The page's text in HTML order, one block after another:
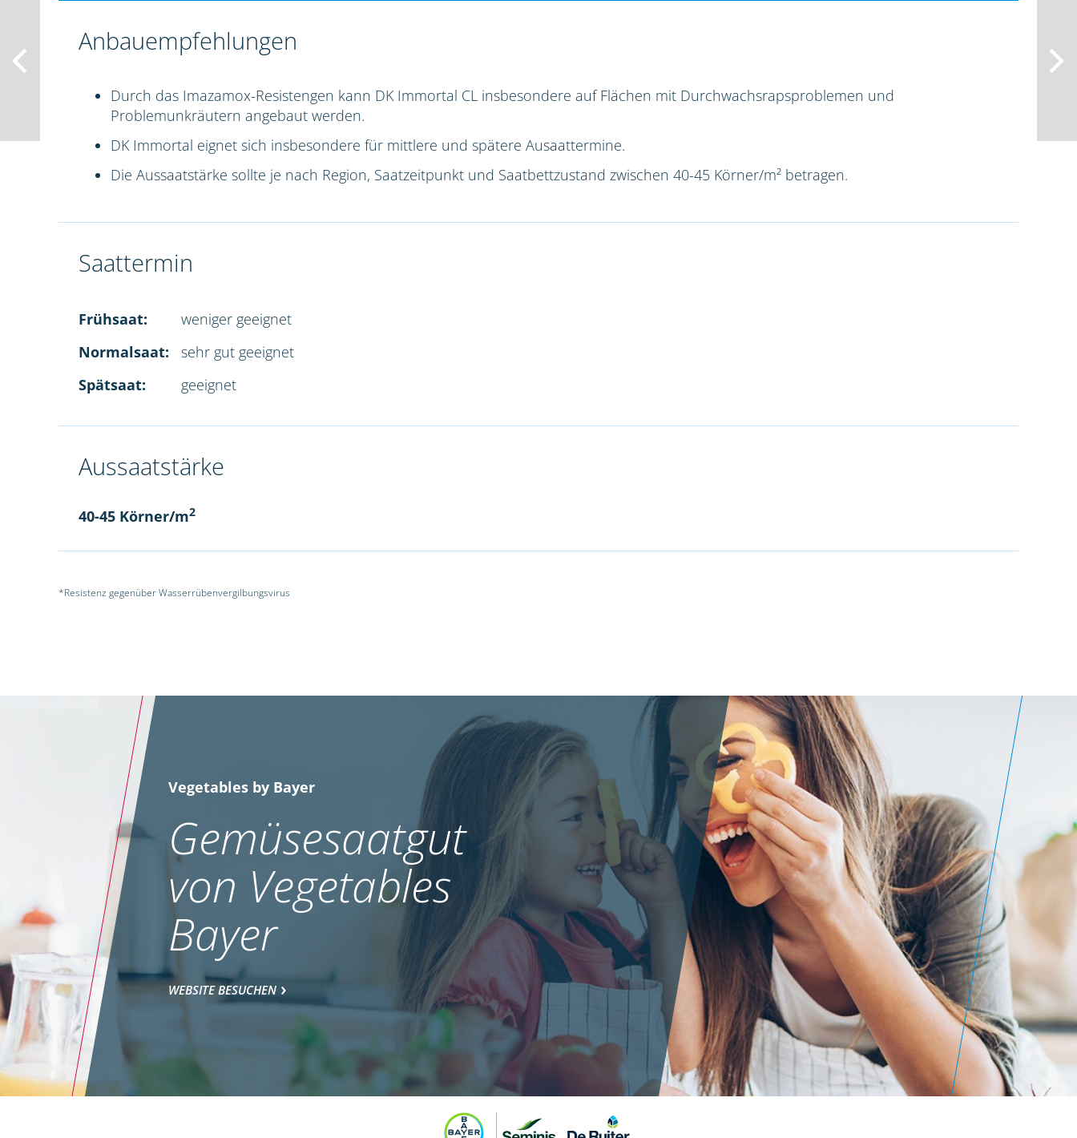
Anbauempfehlungen
Durch das Imazamox-Resistengen kann DK Immortal CL insbesondere auf Flächen mit Durchwachsrapsproblemen und
Problemunkräutern angebaut werden.
DK Immortal eignet sich insbesondere für mittlere und spätere Ausaattermine.
Die Aussaatstärke sollte je nach Region, Saatzeitpunkt und Saatbettzustand zwischen 40-45 Körner/m² betragen.
Saattermin
Frühsaat:
weniger geeignet
Normalsaat:
sehr gut geeignet
Spätsaat:
geeignet
Aussaatstärke
40-45 Körner/m2
*Resistenz gegenüber Wasserrübenvergilbungsvirus
Vegetables by Bayer
Gemüsesaatgut
von Vegetables
Bayer
WEBSITE BESUCHEN